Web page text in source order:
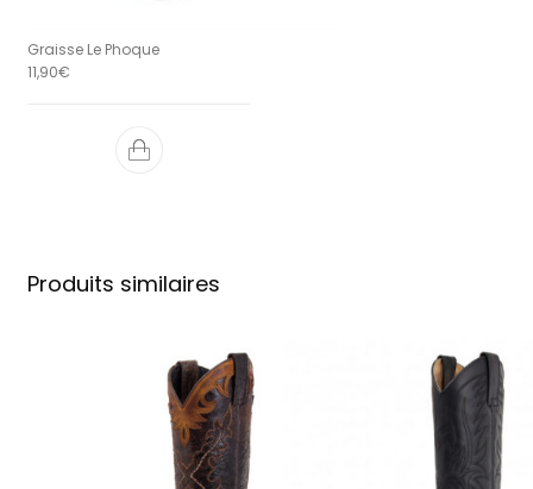
Graisse Le Phoque
11,90€
Produits similaires